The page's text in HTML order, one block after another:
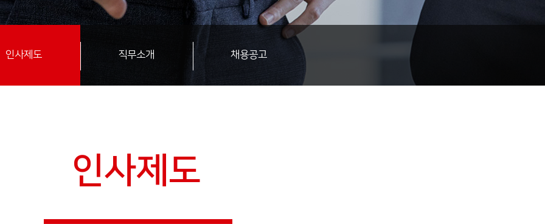
인사제도 직무소개 채용공고
인사제도